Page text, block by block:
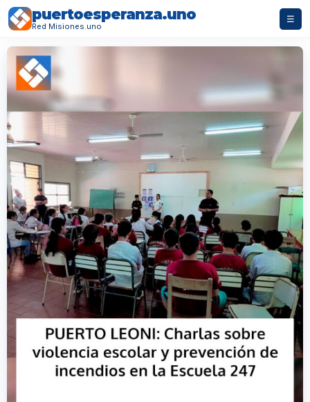
puertoesperanza.uno
Red Misiones.uno
☰